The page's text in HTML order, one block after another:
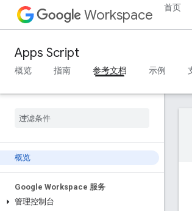
Workspace 首页
Apps Script
概览 指南 参考文档 示例
概览
Google Workspace 服务
管理控制台